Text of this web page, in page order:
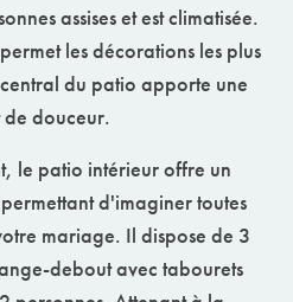
assises et est climatisée.
les décorations les plus
du patio apporte une
de douceur.
le patio intérieur offre un
d'imaginer toutes
mariage. Il dispose de 3
debout avec tabourets